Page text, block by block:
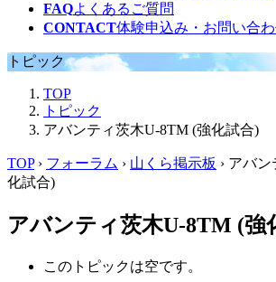
FAQよくあるご質問
CONTACT体験申込み・お問い合
トピック
TOP
トピック
アバンティ茨木U-8TM (強化試合)
TOP › フォーラム › 山くら掲示板 › アバン
化試合)
アバンティ茨木U-8TM (強
このトピックは空です。